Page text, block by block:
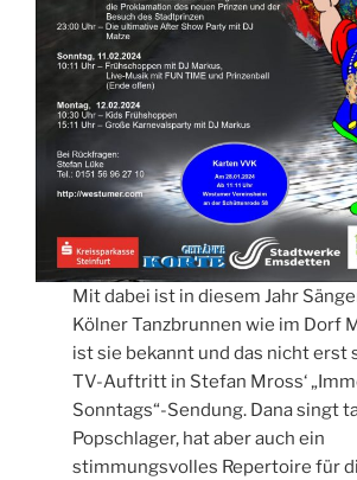
Mit dabei ist in diesem Jahr
Kölner Tanzbrunnen wie im Dorf
ist sie bekannt und das nicht erst
TV-Auftritt in Stefan Mross‘
Sonntags“-Sendung. Dana singt
Popschlager, hat aber auch ein
stimmungsvolles Repertoire für